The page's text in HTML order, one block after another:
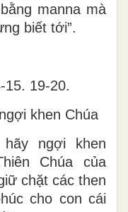
manna mà
biết tới”.
15. 19-20.
khen Chúa
hãy ngợi khen
Chúa của
chặt các then
cho con cái